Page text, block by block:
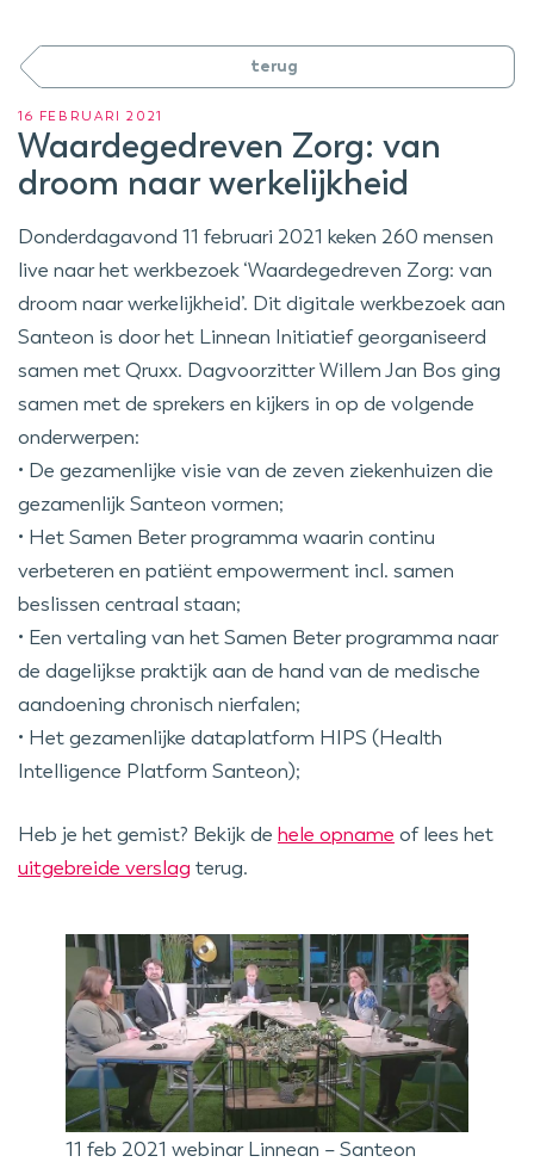
terug
16 FEBRUARI 2021
Waardegedreven Zorg: van
droom naar werkelijkheid
Donderdagavond 11 februari 2021 keken 260 mensen
live naar het werkbezoek ‘Waardegedreven Zorg: van
droom naar werkelijkheid’. Dit digitale werkbezoek aan
Santeon is door het Linnean Initiatief georganiseerd
samen met Qruxx. Dagvoorzitter Willem Jan Bos ging
samen met de sprekers en kijkers in op de volgende
onderwerpen:
• De gezamenlijke visie van de zeven ziekenhuizen die
gezamenlijk Santeon vormen;
• Het Samen Beter programma waarin continu
verbeteren en patiënt empowerment incl. samen
beslissen centraal staan;
• Een vertaling van het Samen Beter programma naar
de dagelijkse praktijk aan de hand van de medische
aandoening chronisch nierfalen;
• Het gezamenlijke dataplatform HIPS (Health
Intelligence Platform Santeon);
Heb je het gemist? Bekijk de hele opname of lees het
uitgebreide verslag terug.
11 feb 2021 webinar Linnean – Santeon